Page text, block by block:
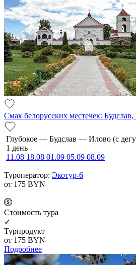
Смак белорусских местечек: Будслав,
Глубокое — Будслав — Илово (с
1 день
11.08 18.08 01.09 05.09 08.09
Туроператор: Экотур-6
от 175 BYN
Cтоимость тура
✓
Турпродукт
от 175 BYN
Подробнее